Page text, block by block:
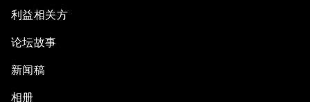
利益相关方
论坛故事
新闻稿
相册